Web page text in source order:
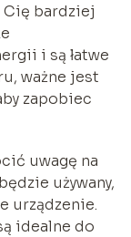
bardziej
i są łatwe
ważne jest
zapobiec
uwagę na
używany,
urządzenie.
idealne do